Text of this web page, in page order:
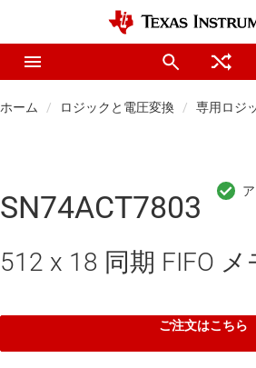
ホーム ロジックと電圧変換 専用ロジ
SN74ACT7803
512 x 18 同期 FIFO メ
ご注文はこちら